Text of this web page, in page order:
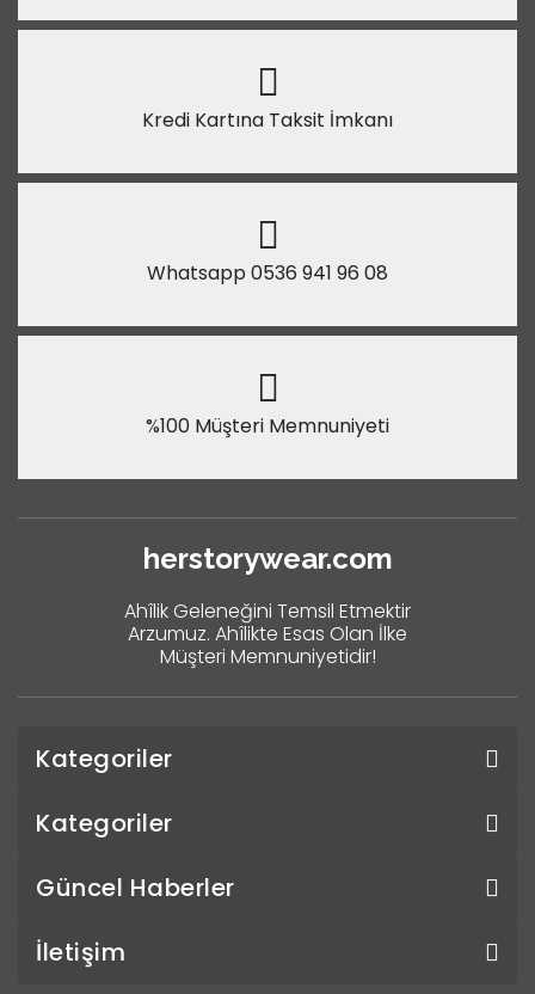
Kredi Kartına Taksit İmkanı
Whatsapp 0536 941 96 08
%100 Müşteri Memnuniyeti
herstorywear.com
Ahîlik Geleneğini Temsil Etmektir
Arzumuz. Ahîlikte Esas Olan İlke
Müşteri Memnuniyetidir!
Kategoriler
Kategoriler
Güncel Haberler
İletişim